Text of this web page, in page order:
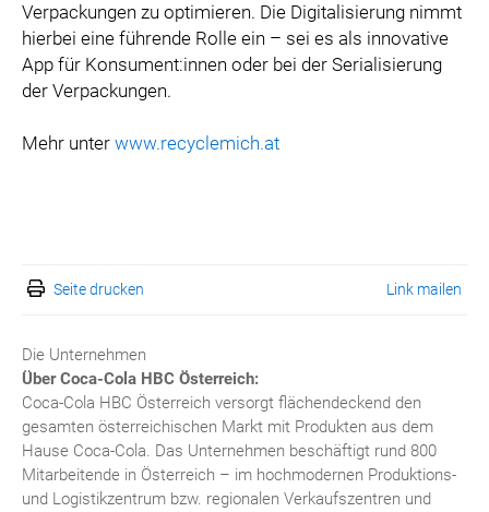
Verpackungen zu optimieren. Die Digitalisierung nimmt
hierbei eine führende Rolle ein – sei es als innovative
App für Konsument:innen oder bei der Serialisierung
der Verpackungen.
Mehr unter www.recyclemich.at
Seite drucken Link mailen
Die Unternehmen
Über Coca-Cola HBC Österreich:
Coca-Cola HBC Österreich versorgt flächendeckend den
gesamten österreichischen Markt mit Produkten aus dem
Hause Coca-Cola. Das Unternehmen beschäftigt rund 800
Mitarbeitende in Österreich – im hochmodernen Produktions-
und Logistikzentrum bzw. regionalen Verkaufszentren und